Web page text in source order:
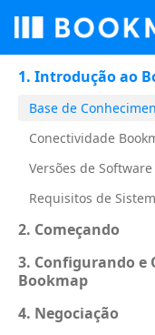
1. Introdução ao
Base de
Conectividade
Versões de Software
Requisitos de
2. Começando
3. Configurando e
Bookmap
4. Negociação